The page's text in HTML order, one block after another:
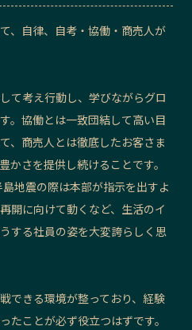
、自律、自考・協働・商売人が
て考え行動し、学びながらグロ
。協働とは一致団結して高い目
、商売人とは徹底したお客さま
かさを提供し続けることです。
地震の際は本部が指示を出すよ
開に向けて動くなど、生活のイ
する社員の姿を大変誇らしく思
できる環境が整っており、経験
たことが必ず役立つはずです。